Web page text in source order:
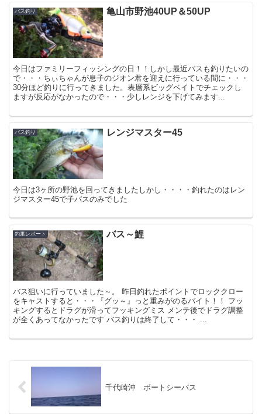
バス釣り 亀山市野池40UP＆50UP
今日はファミリーフィッシングの日！！しかし最近バスも釣りたいの
で・・・ちぃちゃんが息子のジオン君を迎えに行っている間に・・・
30分ほど釣りに行ってきました。表層系ビッグベイトでチェックし
ますが反応がなかったので・・・少しレンジを下げてみます...
バス釣り レンジマスター45
今日は3ヶ所の野池を回ってきましたしかし・・・・釣れたのはレン
ジマスター45で子バスのみでした
釣果レポート バス～鯉
バス狙いに行っていました～。 昨日釣れたポイントでロッククロー
をキャストすると・・・『グッ～』っと重みがのるバイト！！ フッ
キングするとドラグが滑ってフッキングミス メンテ後でドラグ調整
が全くあってなかったです バス釣りは終了して・・・ ...
千代崎沖 ボートシーバス